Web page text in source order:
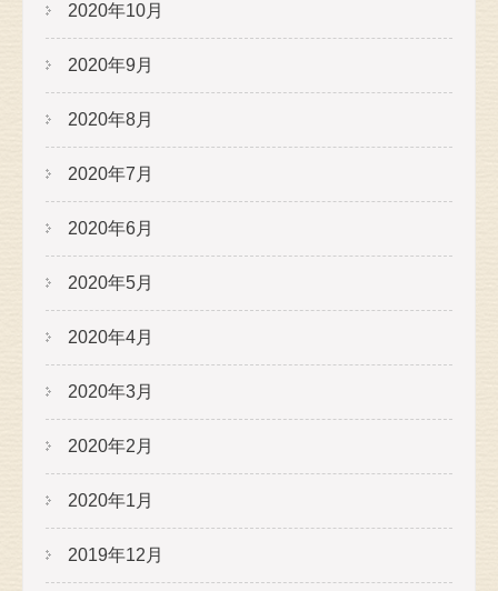
2020年10月
2020年9月
2020年8月
2020年7月
2020年6月
2020年5月
2020年4月
2020年3月
2020年2月
2020年1月
2019年12月